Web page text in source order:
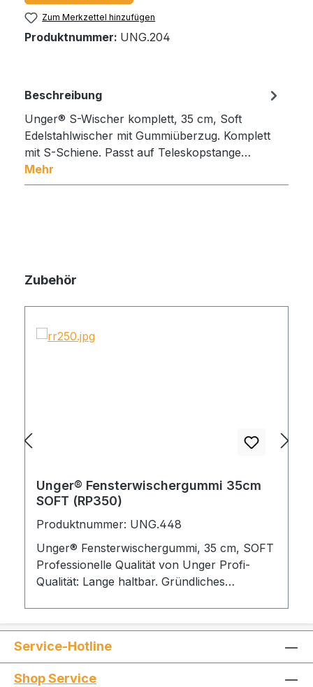
Zum Merkzettel hinzufügen
Produktnummer: UNG.204
Beschreibung
Unger® S-Wischer komplett, 35 cm, Soft
Edelstahlwischer mit Gummiüberzug. Komplett
mit S-Schiene. Passt auf Teleskopstange…
Mehr
Zubehör
Unger® Fensterwischergummi 35cm
SOFT (RP350)
Produktnummer: UNG.448
Unger® Fensterwischergummi, 35 cm, SOFT
Professionelle Qualität von Unger Profi-
Qualität: Lange haltbar. Gründliches
Shore-Härte: 53 ± 2 Ideal für kältere
Temperaturen Passt sich unebenen Flächen
besser an 1 Verpackungseinheit: 25 Stück /
Box
Service-Hotline
Shop Service